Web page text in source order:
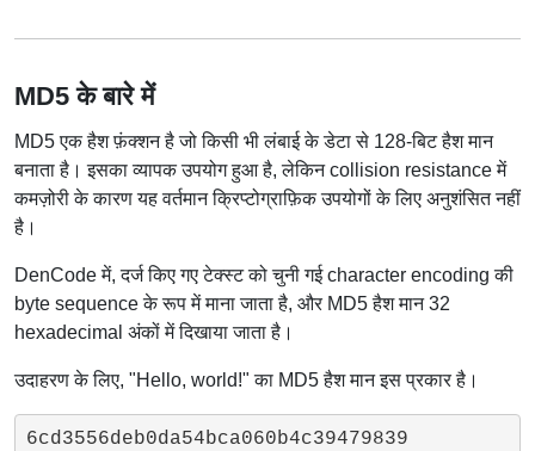
MD5 के बारे में
MD5 एक हैश फ़ंक्शन है जो किसी भी लंबाई के डेटा से 128-बिट हैश मान
बनाता है। इसका व्यापक उपयोग हुआ है, लेकिन collision resistance में
कमज़ोरी के कारण यह वर्तमान क्रिप्टोग्राफ़िक उपयोगों के लिए अनुशंसित नहीं
है।
DenCode में, दर्ज किए गए टेक्स्ट को चुनी गई character encoding की
byte sequence के रूप में माना जाता है, और MD5 हैश मान 32
hexadecimal अंकों में दिखाया जाता है।
उदाहरण के लिए, "Hello, world!" का MD5 हैश मान इस प्रकार है।
6cd3556deb0da54bca060b4c39479839